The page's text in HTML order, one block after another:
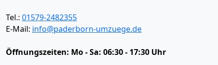
Tel.: 01579-2482355
E-Mail: info@paderborn-umzuege.de
Öffnungszeiten: Mo - Sa: 06:30 - 17:30 Uhr